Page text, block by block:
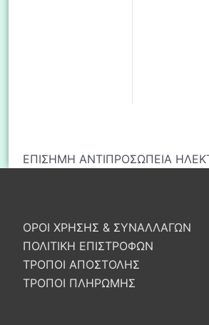
ΕΠΙΣΗΜΗ ΑΝΤΙΠΡΟΣΩΠΕΙΑ
ΟΡΟΙ ΧΡΗΣΗΣ & ΣΥΝΑΛΛΑΓΩΝ
ΠΟΛΙΤΙΚΗ ΕΠΙΣΤΡΟΦΩΝ
ΤΡΟΠΟΙ ΑΠΟΣΤΟΛΗΣ
ΤΡΟΠΟΙ ΠΛΗΡΩΜΗΣ